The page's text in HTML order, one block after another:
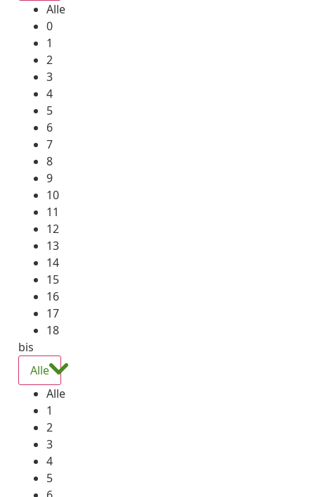
Alle
0
1
2
3
4
5
6
7
8
9
10
11
12
13
14
15
16
17
18
bis
Alle
Alle
1
2
3
4
5